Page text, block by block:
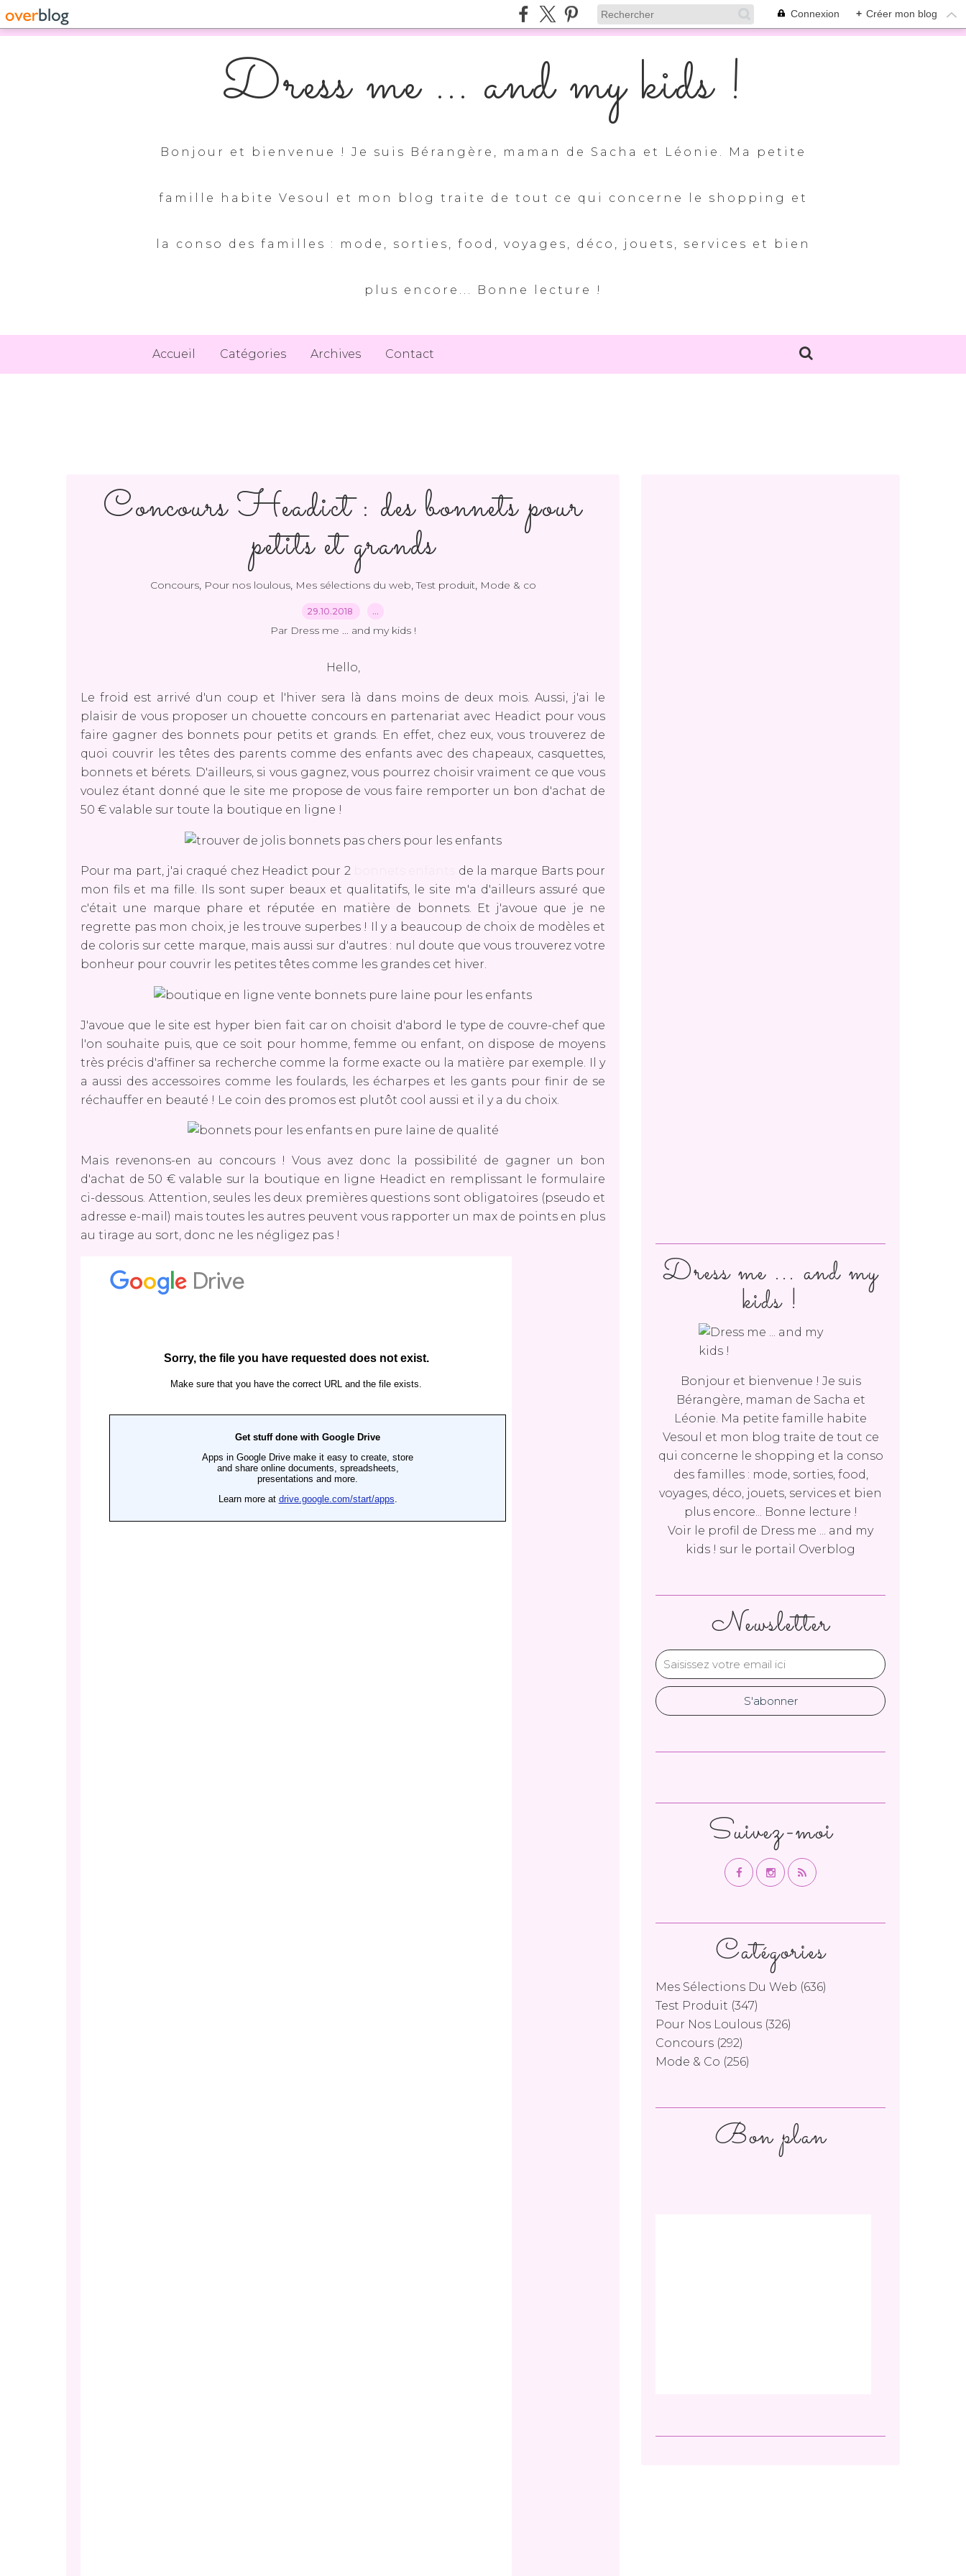
Connexion + Créer mon blog
Dress me ... and my kids !
Bonjour et bienvenue ! Je suis Bérangère, maman de Sacha et Léonie. Ma petite
famille habite Vesoul et mon blog traite de tout ce qui concerne le shopping et
la conso des familles : mode, sorties, food, voyages, déco, jouets, services et bien
plus encore... Bonne lecture !
Accueil Catégories Archives Contact
Concours Headict : des bonnets pour
petits et grands
Concours, Pour nos loulous, Mes sélections du web,Test produit, Mode & co
29.10.2018 …
Par Dress me ... and my kids !
Hello,
Le froid est arrivé d'un coup et l'hiver sera là dans moins de deux mois. Aussi, j'ai le
plaisir de vous proposer un chouette concours en partenariat avec Headict pour vous
faire gagner des bonnets pour petits et grands. En effet, chez eux, vous trouverez de
quoi couvrir les têtes des parents comme des enfants avec des chapeaux, casquettes,
bonnets et bérets. D'ailleurs, si vous gagnez, vous pourrez choisir vraiment ce que vous
voulez étant donné que le site me propose de vous faire remporter un bon d'achat de
50 € valable sur toute la boutique en ligne !
Pour ma part, j'ai craqué chez Headict pour 2
de la marque Barts pour
mon fils et ma fille. Ils sont super beaux et qualitatifs, le site m'a d'ailleurs assuré que
c'était une marque phare et réputée en matière de bonnets. Et j'avoue que je ne
regrette pas mon choix, je les trouve superbes ! Il y a beaucoup de choix de modèles et
de coloris sur cette marque, mais aussi sur d'autres : nul doute que vous trouverez votre
bonheur pour couvrir les petites têtes comme les grandes cet hiver.
J'avoue que le site est hyper bien fait car on choisit d'abord le type de couvre-chef que
l'on souhaite puis, que ce soit pour homme, femme ou enfant, on dispose de moyens
très précis d'affiner sa recherche comme la forme exacte ou la matière par exemple. Il y
a aussi des accessoires comme les foulards, les écharpes et les gants pour finir de se
réchauffer en beauté ! Le coin des promos est plutôt cool aussi et il y a du choix.
Mais revenons-en au concours ! Vous avez donc la possibilité de gagner un bon
d'achat de 50 € valable sur la boutique en ligne Headict en remplissant le formulaire
ci-dessous. Attention, seules les deux premières questions sont obligatoires (pseudo et
adresse e-mail) mais toutes les autres peuvent vous rapporter un max de points en plus
au tirage au sort, donc ne les négligez pas !
Newsletter
Catégories
Mes Sélections Du Web (636)
Test Produit (347)
Pour Nos Loulous (326)
Concours (292)
Mode & Co (256)
Dress me ... and my
kids !
Bonjour et bienvenue ! Je suis
Bérangère, maman de Sacha et
Léonie. Ma petite famille habite
Vesoul et mon blog traite de tout ce
qui concerne le shopping et la conso
des familles : mode, sorties, food,
voyages, déco, jouets, services et bien
plus encore... Bonne lecture !
Voir le profil de Dress me ... and my
kids ! sur le portail Overblog
Suivez-moi
Bon plan